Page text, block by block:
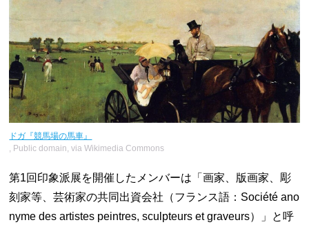
ドガ『競馬場の馬車』
, Public domain, via Wikimedia Commons
第1回印象派展を開催したメンバーは「画家、版画家、彫
刻家等、芸術家の共同出資会社（フランス語：Société ano
nyme des artistes peintres, sculpteurs et graveurs）」と呼